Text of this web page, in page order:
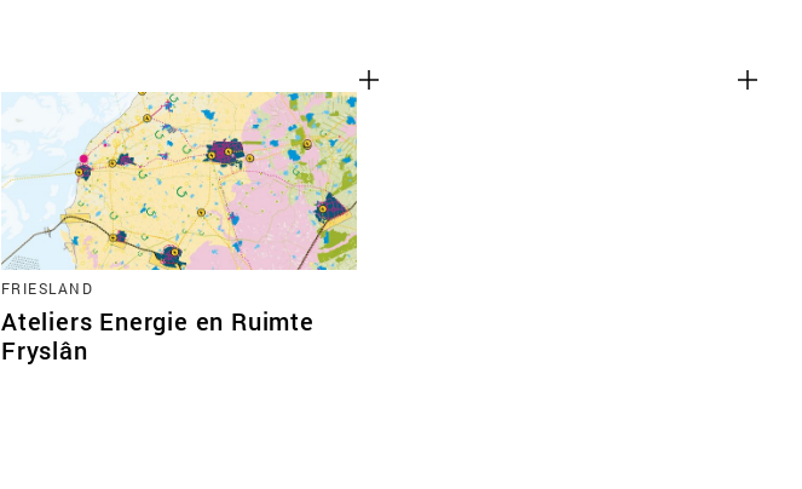
FRIESLAND
Ateliers Energie en Ruimte
Fryslân